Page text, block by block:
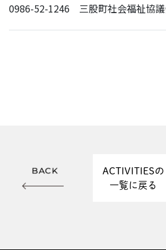
0986-52-1246 三股町社会福祉協
ACTIVITIESの
一覧に戻る